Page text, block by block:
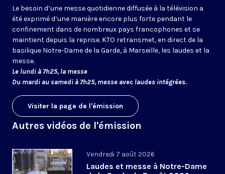
Le besoin d’une messe quotidienne diffusée à la télévision a
été exprimé d’une manière encore plus forte pendant le
confinement dans de nombreux pays francophones et se
maintient depuis la reprise. KTO retransmet, en direct de la
basilique Notre-Dame de la Garde, à Marseille, les laudes et la
messe.
Le lundi à 7h25, la messe
Du mardi au samedi à 7h25, messe avec laudes intégrées.
Visiter la page de l'émission
Autres vidéos de l'émission
Vendredi 7 août 2026
Laudes et messe à Notre-Dame